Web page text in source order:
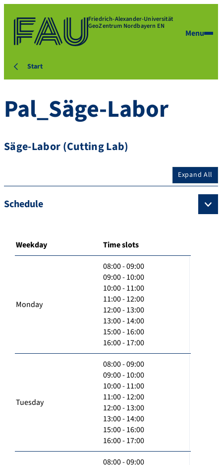
Friedrich-Alexander-Universität
GeoZentrum Nordbayern EN
Menu
Start
Pal_Säge-Labor
Säge-Labor (Cutting Lab)
Expand All
Schedule
Weekday Time slots
Monday
08:00 - 09:00
09:00 - 10:00
10:00 - 11:00
11:00 - 12:00
12:00 - 13:00
13:00 - 14:00
15:00 - 16:00
16:00 - 17:00
Tuesday
08:00 - 09:00
09:00 - 10:00
10:00 - 11:00
11:00 - 12:00
12:00 - 13:00
13:00 - 14:00
15:00 - 16:00
16:00 - 17:00
08:00 - 09:00